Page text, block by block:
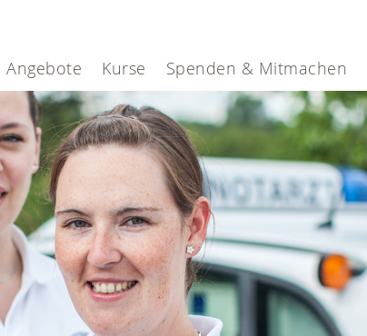
Angebote Kurse Spenden & Mitmachen